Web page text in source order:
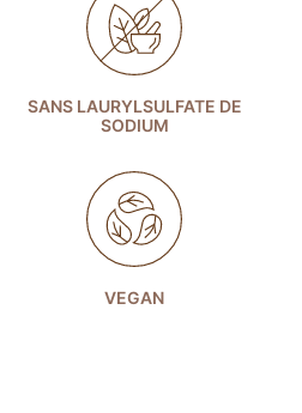
SANS LAURYLSULFATE DE
SODIUM
VEGAN